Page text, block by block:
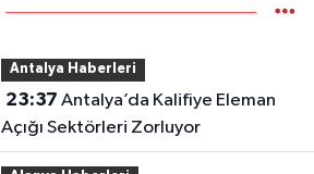
Antalya Haberleri
23:37
Açığı Sektörleri Zorluyor